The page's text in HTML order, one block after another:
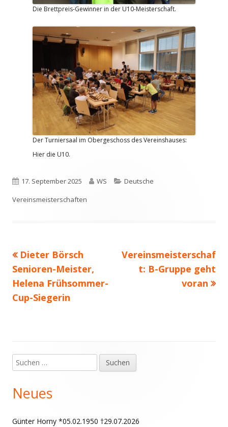
Die Brettpreis-Gewinner in der U10-Meisterschaft.
Der Turniersaal im Obergeschoss des Vereinshauses:
Hier die U10.
Veröffentlicht
am
17. September 2025 Autor
WS Kategorien
Deutsche
Vereinsmeisterschaften
Beitragsnavigation
Vorheriger
Beitrag:
Dieter Börsch
Senioren-Meister,
Helena Frühsommer-
Cup-Siegerin
Nächster
Beitrag
Vereinsmeisterschaf
t: B-Gruppe geht
voran
Haupt-
Seitenleiste
Suchen
nach:
Neues
Günter Horny *05.02.1950 †29.07.2026